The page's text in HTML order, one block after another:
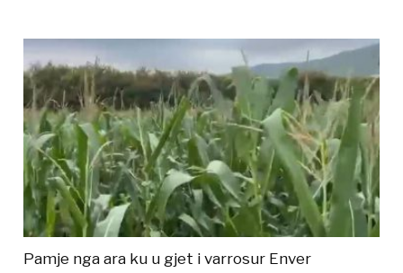
Pamje nga ara ku u gjet i varrosur Enver